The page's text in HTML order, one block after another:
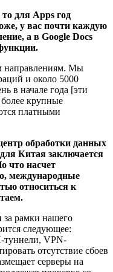
для Apps год
у вас почти каждую
а в Google Docs
направлениям. Мы
и около 5000
в начале года [эти
крупные
платными
обработки данных
Китая заключается
что насчет
международные
относиться к
рамки нашего
следующее:
туннели, VPN-
отсутствие сбоев
серверы на